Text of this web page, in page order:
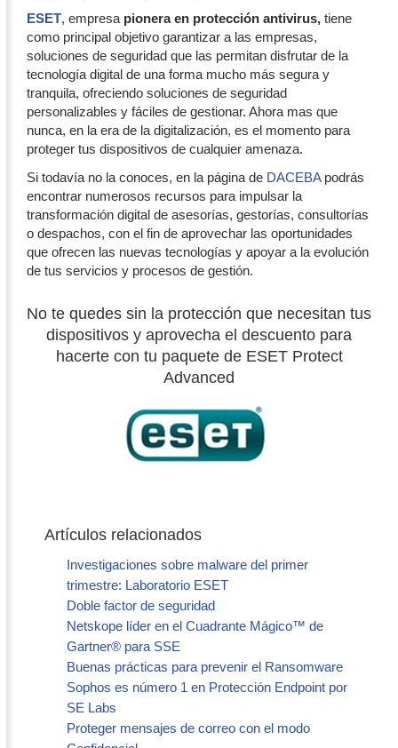
ESET, empresa pionera en protección antivirus, tiene
como principal objetivo garantizar a las empresas,
soluciones de seguridad que las permitan disfrutar de la
tecnología digital de una forma mucho más segura y
tranquila, ofreciendo soluciones de seguridad
personalizables y fáciles de gestionar. Ahora mas que
nunca, en la era de la digitalización, es el momento para
proteger tus dispositivos de cualquier amenaza.
Si todavía no la conoces, en la página de DACEBApodrás
encontrar numerosos recursos para impulsar la
transformación digital de asesorías, gestorías, consultorías
o despachos, con el fin de aprovechar las oportunidades
que ofrecen las nuevas tecnologías y apoyar a la evolución
de tus servicios y procesos de gestión.
No te quedes sin la protección que necesitan tus
dispositivos y aprovecha el descuento para
hacerte con tu paquete de ESET Protect
Advanced
Artículos relacionados
Investigaciones sobre malware del primer
trimestre: Laboratorio ESET
Doble factor de seguridad
Netskope líder en el Cuadrante Mágico™ de
Gartner® para SSE
Buenas prácticas para prevenir el Ransomware
Sophos es número 1 en Protección Endpoint por
SE Labs
Proteger mensajes de correo con el modo